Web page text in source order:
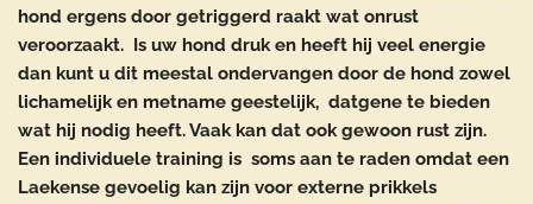
hond ergens door getriggerd raakt wat onrust
veroorzaakt. Is uw hond druk en heeft hij veel energie
dan kunt u dit meestal ondervangen door de hond zowel
lichamelijk en metname geestelijk, datgene te bieden
wat hij nodig heeft. Vaak kan dat ook gewoon rust zijn.
Een individuele training is soms aan te raden omdat een
Laekense gevoelig kan zijn voor externe prikkels